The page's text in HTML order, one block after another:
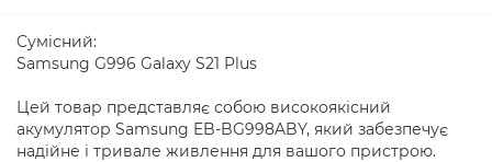
Cумісний:
Samsung G996 Galaxy S21 Plus
Цей товар представляє собою високоякісний
акумулятор Samsung EB-BG998ABY, який забезпечує
надійне і тривале живлення для вашого пристрою.